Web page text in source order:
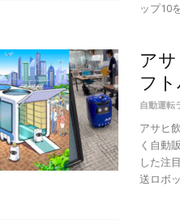
ップ10
ア
フ
自動運転
アサヒ
く自動
した注
送ロボ